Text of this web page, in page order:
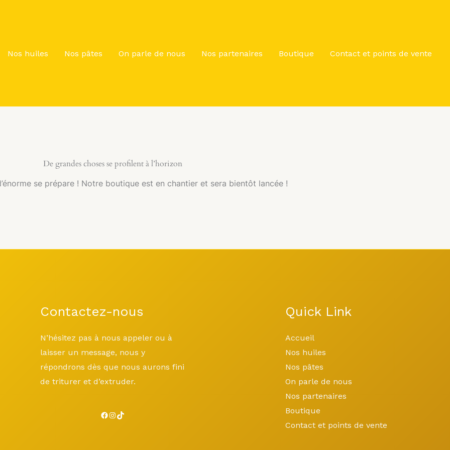
Nos huiles Nos pâtes On parle de nous Nos partenaires Boutique Contact et points de vente
De grandes choses se profilent à l’horizon
se prépare ! Notre boutique est en chantier et sera bientôt lancée !
Contactez-nous
N’hésitez pas à nous appeler ou à
laisser un message, nous y
répondrons dès que nous aurons fini
de triturer et d’extruder.
Quick Link
Accueil
Nos huiles
Nos pâtes
On parle de nous
Nos partenaires
Boutique
Contact et points de vente